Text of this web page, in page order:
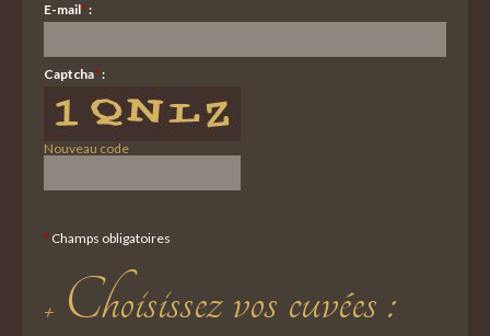
E-mail*:
Captcha*:
Nouveau code
* Champs obligatoires
Choisissez vos cuvées :